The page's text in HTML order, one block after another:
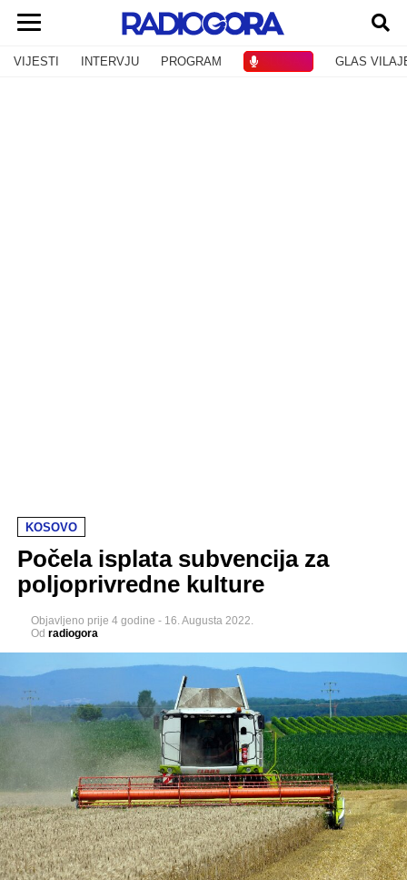
VIJESTI INTERVJU PROGRAM GLAS
KOSOVO
Počela isplata subvencija za
poljoprivredne kulture
Objavljeno prije 4 godine - 16. Augusta 2022.
Od radiogora